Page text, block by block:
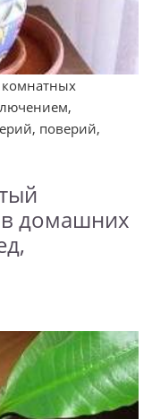
поверий,
домашних